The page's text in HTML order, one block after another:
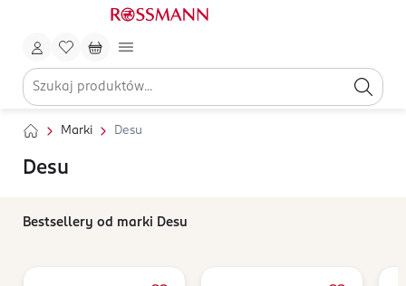
Marki Desu
Desu
Bestsellery od marki Desu